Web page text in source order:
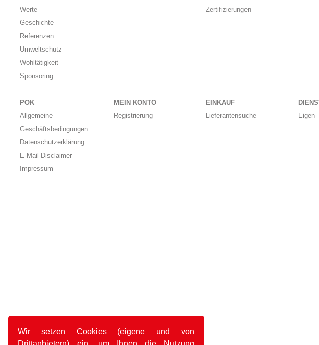
Wir setzen Cookies (eigene und von
Werte
Geschichte
Referenzen
Umweltschutz
Wohltätigkeit
Sponsoring
Zertifizierungen
POK
Allgemeine
Geschäftsbedingungen
Datenschutzerklärung
E-Mail-Disclaimer
Impressum
MEIN KONTO
Registrierung
EINKAUF
Lieferantensuche